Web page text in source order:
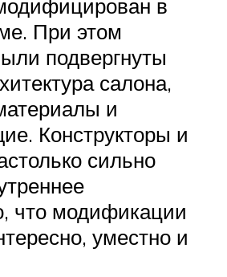
в
При этом
подвергнуты
салона,
и
Конструкторы и
сильно
что модификации
уместно и